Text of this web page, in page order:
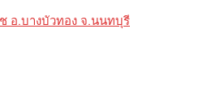
อ.บางบัวทอง จ.นนทบุรี